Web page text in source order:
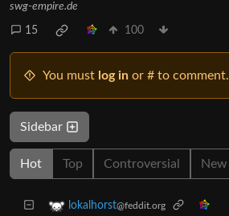
swg-empire.de
15 100
You must log in or # to comment.
Sidebar
Hot Top Controversial New
lokalhorst@feddit.org